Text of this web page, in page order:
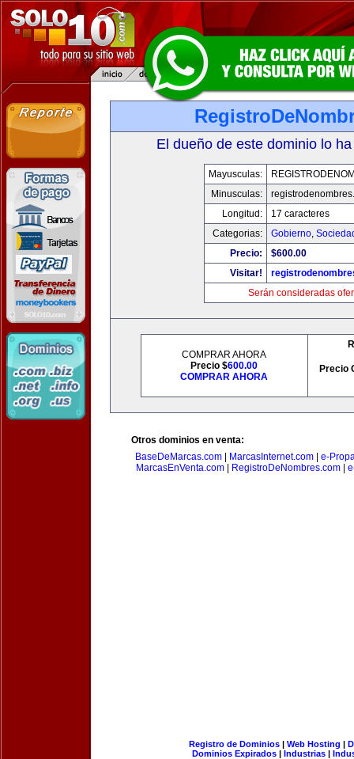
El dueño de este dominio lo
Mayusculas:
Minusculas:
Longitud:
17 caracteres
Categorias:
Gobierno,
Precio:
$600.00
Visitar!
Serán consideradas
COMPRAR AHORA
Precio $600.00
COMPRAR AHORA
Precio
Otros dominios en venta:
BaseDeMarcas.com| MarcasInternet.com| e-
MarcasEnVenta.com
RegistroDeNombres.com
Registro de Dominios| Web Hosting |
Dominios Expirados | Industrias |